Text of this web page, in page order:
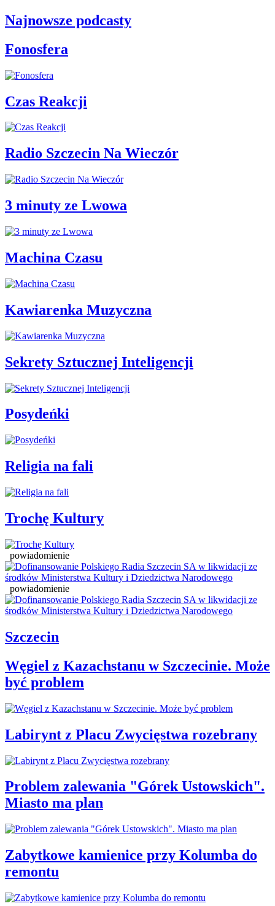
Najnowsze podcasty
Fonosfera
Czas Reakcji
Radio Szczecin Na Wieczór
3 minuty ze Lwowa
Machina Czasu
Kawiarenka Muzyczna
Sekrety Sztucznej Inteligencji
Posydeńki
Religia na fali
Trochę Kultury
powiadomienie
powiadomienie
Szczecin
Węgiel z Kazachstanu w Szczecinie. Może
być problem
Labirynt z Placu Zwycięstwa rozebrany
Problem zalewania "Górek Ustowskich".
Miasto ma plan
Zabytkowe kamienice przy Kolumba do
remontu